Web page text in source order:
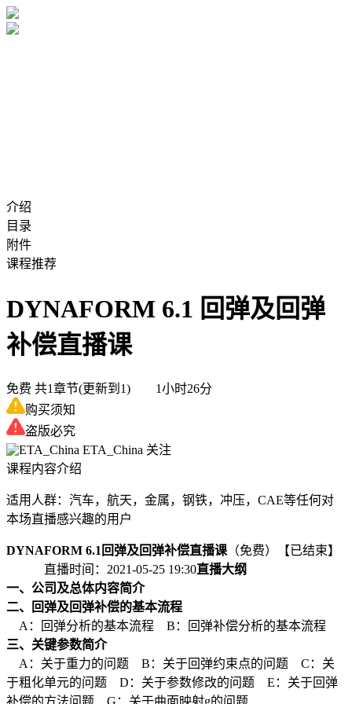
介绍
目录
附件
课程推荐
DYNAFORM 6.1 回弹及回弹
补偿直播课
免费 共1章节(更新到1) 1小时26分
购买须知
盗版必究
ETA_China 关注
课程内容介绍
适用人群：汽车，航天，金属，钢铁，冲压，CAE等任何对
本场直播感兴趣的用户
DYNAFORM 6.1回弹及回弹补偿直播课 （免费）
【已结束】
直播时间：2021-05-25 19:30直播大纲
一、公司及总体内容简介
二、回弹及回弹补偿的基本流程
A：回弹分析的基本流程 B：回弹补偿分析的基本流程
三、关键参数简介
A：关于重力的问题 B：关于回弹约束点的问题 C：关
于粗化单元的问题 D：关于参数修改的问题 E：关于回弹
补偿的方法问题 G：关于曲面映射g的问题